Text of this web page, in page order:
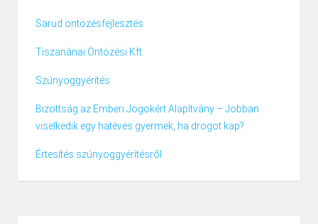
Sarud öntözésfejlesztés
Tiszanánai Öntözési Kft.
Szúnyoggyérítés
Bizottság az Emberi Jogokért Alapítvány – Jobban
viselkedik egy hatéves gyermek, ha drogot kap?
Értesítés szúnyoggyérítésről